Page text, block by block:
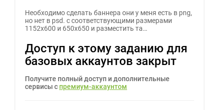
Необходимо сделать баннера они у меня есть в png,
но нет в psd. с соответствующими размерами
1152х600 и 650х650 и разместить та…
Доступ к этому заданию для
базовых аккаунтов закрыт
Получите полный доступ и дополнительные
сервисы с премиум-аккаунтом